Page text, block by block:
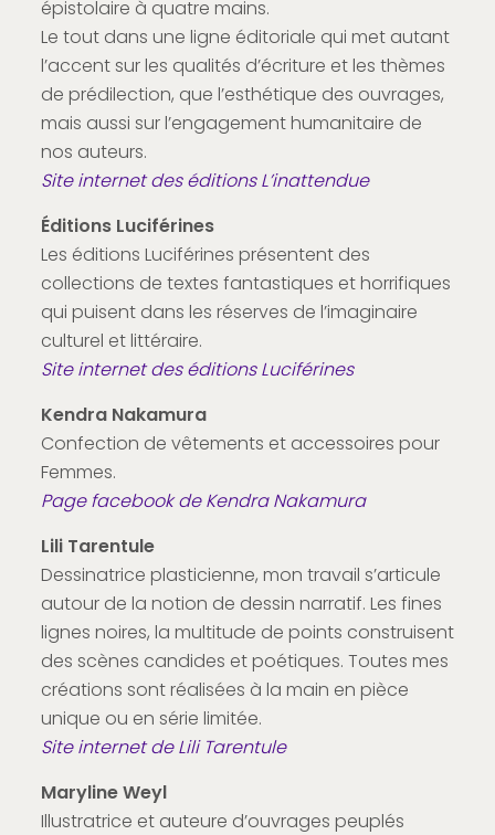
épistolaire à quatre mains.
Le tout dans une ligne éditoriale qui met autant
l’accent sur les qualités d’écriture et les thèmes
de prédilection, que l’esthétique des ouvrages,
mais aussi sur l’engagement humanitaire de
nos auteurs.
Site internet des éditions L’inattendue
Éditions Luciférines
Les éditions Luciférines présentent des
collections de textes fantastiques et horrifiques
qui puisent dans les réserves de l’imaginaire
culturel et littéraire.
Site internet des éditions Luciférines
Kendra Nakamura
Confection de vêtements et accessoires pour
Femmes.
Page facebook de Kendra Nakamura
Lili Tarentule
Dessinatrice plasticienne, mon travail s’articule
autour de la notion de dessin narratif. Les fines
lignes noires, la multitude de points construisent
des scènes candides et poétiques. Toutes mes
créations sont réalisées à la main en pièce
unique ou en série limitée.
Site internet de Lili Tarentule
Maryline Weyl
Illustratrice et auteure d’ouvrages peuplés